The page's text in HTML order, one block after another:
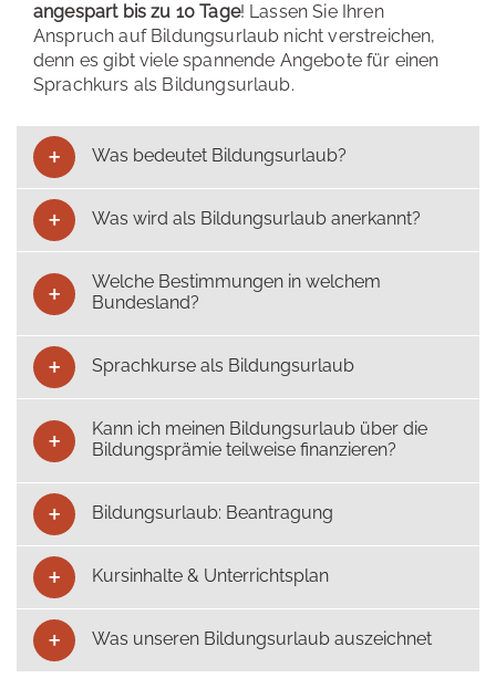
angespart bis zu 10 Tage! Lassen Sie Ihren
Anspruch auf Bildungsurlaub nicht verstreichen,
denn es gibt viele spannende Angebote für einen
Sprachkurs als Bildungsurlaub.
Was bedeutet Bildungsurlaub?
Was wird als Bildungsurlaub anerkannt?
Welche Bestimmungen in welchem
Bundesland?
Sprachkurse als Bildungsurlaub
Kann ich meinen Bildungsurlaub über die
Bildungsprämie teilweise finanzieren?
Bildungsurlaub: Beantragung
Kursinhalte & Unterrichtsplan
Was unseren Bildungsurlaub auszeichnet